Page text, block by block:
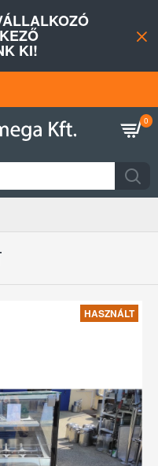
KI!
0
HASZNÁLT